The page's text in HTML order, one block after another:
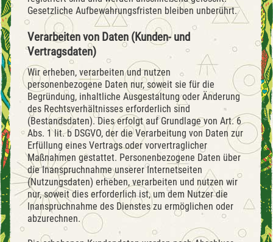
Gesetzliche Aufbewahrungsfristen bleiben unberührt.
Verarbeiten von Daten (Kunden- und
Vertragsdaten)
Wir erheben, verarbeiten und nutzen
personenbezogene Daten nur, soweit sie für die
Begründung, inhaltliche Ausgestaltung oder Änderung
des Rechtsverhältnisses erforderlich sind
(Bestandsdaten). Dies erfolgt auf Grundlage von Art. 6
Abs. 1 lit. b DSGVO, der die Verarbeitung von Daten zur
Erfüllung eines Vertrags oder vorvertraglicher
Maßnahmen gestattet. Personenbezogene Daten über
die Inanspruchnahme unserer Internetseiten
(Nutzungsdaten) erheben, verarbeiten und nutzen wir
nur, soweit dies erforderlich ist, um dem Nutzer die
Inanspruchnahme des Dienstes zu ermöglichen oder
abzurechnen.